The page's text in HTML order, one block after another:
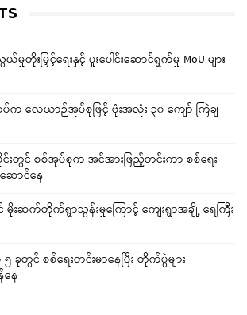
တိုးမြှင့်ရေးနှင့် ပူးပေါင်းဆောင်ရွက်မှု MoU များ
က လေယာဉ်အုပ်စုဖြင့် ဗုံးအလုံး ၃၀ ကျော် ကြဲချ
ပိုင်းတွင် စစ်အုပ်စုက အင်အားဖြည့်တင်းကာ စစ်ရေး
ောင်နေ
မိုးဆက်တိုက်ရွာသွန်းမှုကြောင့် ကျေးရွာအချို့ ရေကြီး
ခုတွင် စစ်ရေးတင်းမာနေပြီး တိုက်ပွဲများ
ေ